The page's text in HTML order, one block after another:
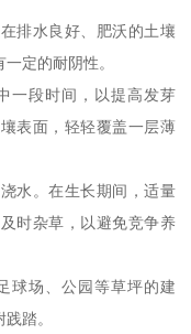
排水良好、肥沃的土壤
定的耐阴性。
一段时间，以提高发芽
表面，轻轻覆盖一层薄
水。在生长期间，适量
时杂草，以避免竞争养
球场、公园等草坪的建
踏。